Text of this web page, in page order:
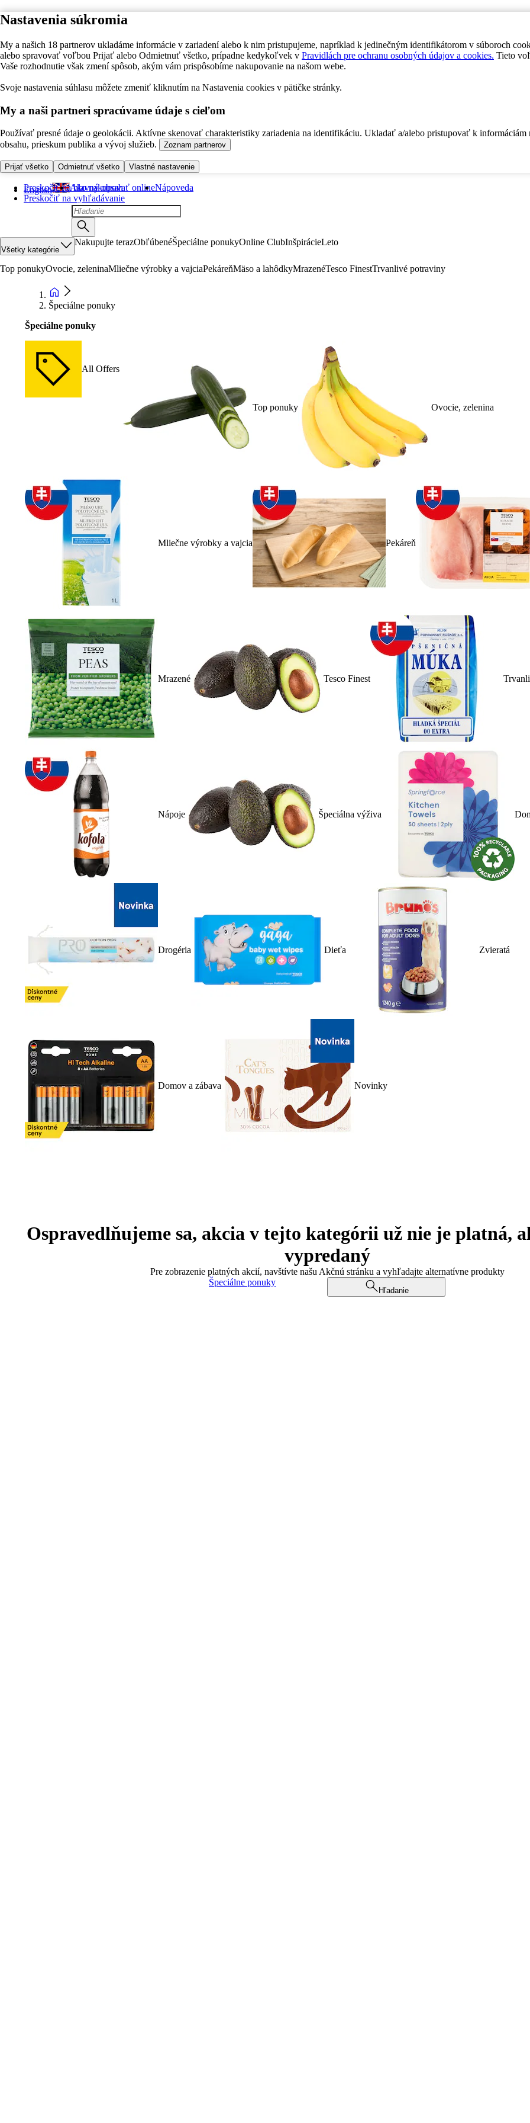
Nastavenia súkromia
My a našich 18 partnerov ukladáme informácie v zariadení alebo k nim pristupujeme, napríklad k jedinečným identifikátorom v súboroch
alebo spravovať voľbou Prijať alebo Odmietnuť všetko, prípadne kedykoľvek v Pravidlách pre ochranu osobných údajov a cookies. Tieto
Vaše rozhodnutie však zmení spôsob, akým vám prispôsobíme nakupovanie na našom webe.
Svoje nastavenia súhlasu môžete zmeniť kliknutím na Nastavenia cookies v pätičke stránky.
My a naši partneri spracúvame údaje s cieľom
Používať presné údaje o geolokácii. Aktívne skenovať charakteristiky zariadenia na identifikáciu. Ukladať a/alebo pristupovať k informáciám
obsahu, prieskum publika a vývoj služieb.
Zoznam partnerov
Prijať všetko Odmietnuť všetko Vlastné nastavenie
Preskočiť na hlavný obsah
Preskočiť na vyhľadávanie
English Ako nakupovať onlineNápoveda
Všetky kategórie
Nakupujte terazObľúbenéŠpeciálne ponukyOnline ClubInšpirácieLeto
Top ponukyOvocie, zeleninaMliečne výrobky a vajciaPekáreňMäso a lahôdkyMrazenéTesco FinestTrvanlivé potraviny
Špeciálne ponuky
Špeciálne ponuky
All Offers
Top ponuky Ovocie, zelenina
Mliečne výrobky a vajcia Pekáreň
Mrazené Tesco Finest
Nápoje Špeciálna výživa
Drogéria Dieťa Zvieratá
Domov a zábava Novinky
Ospravedlňujeme sa, akcia v tejto kategórii už nie je platná,
vypredaný
Pre zobrazenie platných akcií, navštívte našu Akčnú stránku a vyhľadajte alternatívne produkty
Špeciálne ponuky
Hľadanie